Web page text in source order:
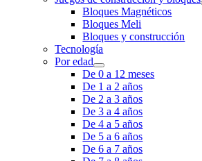
Bloques Magnéticos
Bloques Meli
Bloques y construcción
Tecnología
Por edad
De 0 a 12 meses
De 1 a 2 años
De 2 a 3 años
De 3 a 4 años
De 4 a 5 años
De 5 a 6 años
De 6 a 7 años